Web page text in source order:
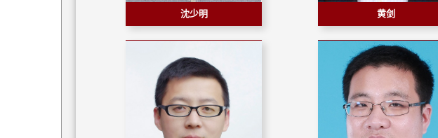
沈少明 黄剑